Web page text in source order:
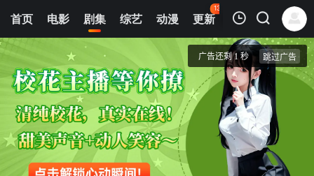
首页 电影 剧集 综艺 动漫 更新
134
热榜 APP
我的观影记录
第1集
名门绅士2：淑女之心之三
清空